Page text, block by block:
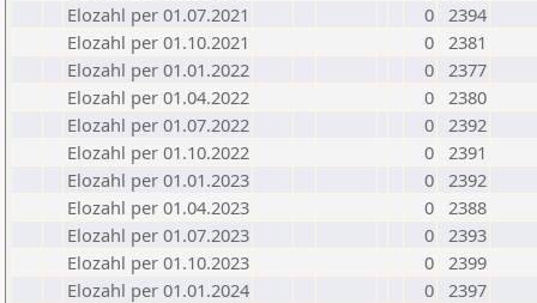
Elozahl per 01.07.2021
0 2394
Elozahl per 01.10.2021
0 2381
Elozahl per 01.01.2022
0 2377
Elozahl per 01.04.2022
0 2380
Elozahl per 01.07.2022
0 2392
Elozahl per 01.10.2022
0 2391
Elozahl per 01.01.2023
0 2392
Elozahl per 01.04.2023
0 2388
Elozahl per 01.07.2023
0 2393
Elozahl per 01.10.2023
0 2399
Elozahl per 01.01.2024
0 2397